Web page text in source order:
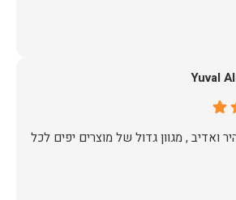
Yuval
ואדיב , מגוון גדול של מוצרים יפים לכל